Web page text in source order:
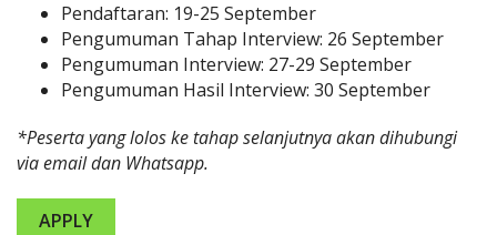
Pendaftaran: 19-25 September
Pengumuman Tahap Interview: 26 September
Pengumuman Interview: 27-29 September
Pengumuman Hasil Interview: 30 September
*Peserta yang lolos ke tahap selanjutnya akan dihubungi
via email dan Whatsapp.
APPLY